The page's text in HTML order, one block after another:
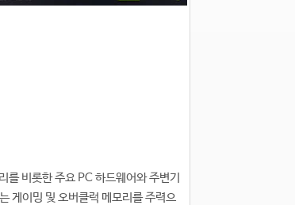
비롯한 주요 PC 하드웨어와 주변기
게이밍 및 오버클럭 메모리를 주력으